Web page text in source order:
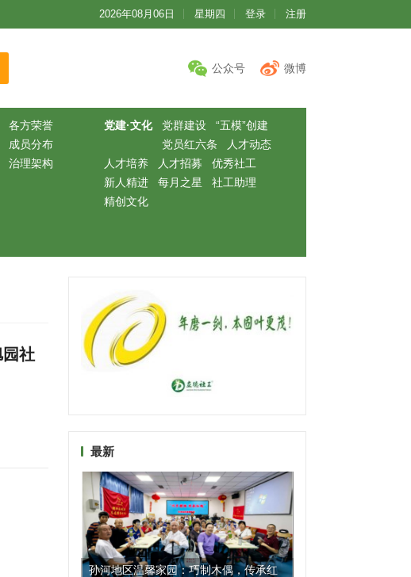
2026年08月06日 星期四 登录 注册
公众号 微博
各方荣誉
成员分布
治理架构
党建·文化 党群建设
“五模”创建
党员红六条
人才动态
人才培养
人才招募
优秀社工
新人精进
每月之星
社工助理
精创文化
社
最新
孙河地区温馨家园：巧制木偶，传承红